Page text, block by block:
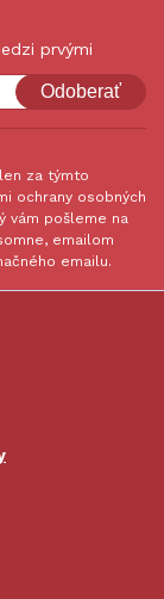
prvými
Odoberať
za týmto
ochrany osobných
vám pošleme na
emailom
emailu.